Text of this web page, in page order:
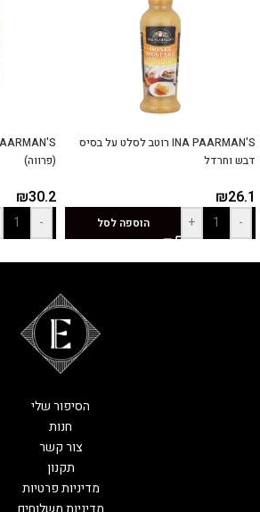
INA PAARMAN'S רוטב לסלט על בסיס
דבש וחרדל
₪26.1
-
+ הוספה לסל
(פרווה)
₪30.2
-
הסיפור שלי
חנות
צור קשר
תקנון
מדיניות פרטיות